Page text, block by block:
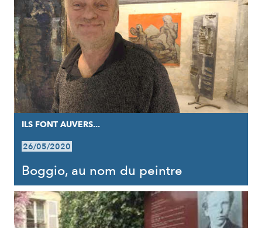
ILS FONT AUVERS...
26/05/2020
Boggio, au nom du peintre